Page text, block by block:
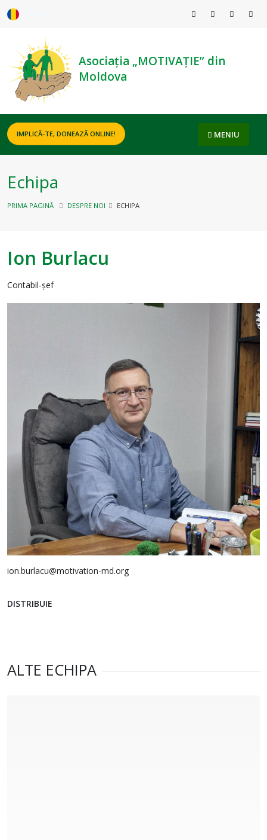
Asociația „MOTIVAȚIE” din
Moldova
IMPLICĂ-TE, DONEAZĂ ONLINE! MENIU
Echipa
PRIMA PAGINĂ DESPRE NOI ECHIPA
Ion Burlacu
Contabil-șef
ion.burlacu@motivation-md.org
DISTRIBUIE
ALTE ECHIPA